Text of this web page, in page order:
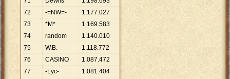
72
-=NW=- 1.177.027
73
*M* 1.169.583
74
random 1.140.010
75
W.B. 1.118.772
76
CASINO 1.087.472
77
-Lyc- 1.081.404